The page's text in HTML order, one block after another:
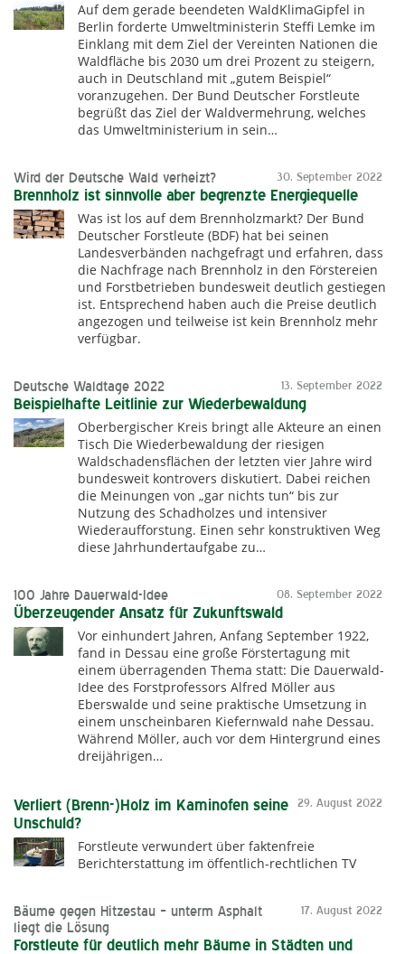
Auf dem gerade beendeten WaldKlimaGipfel in
Berlin forderte Umweltministerin Steffi Lemke im
Einklang mit dem Ziel der Vereinten Nationen die
Waldfläche bis 2030 um drei Prozent zu steigern,
auch in Deutschland mit „gutem Beispiel“
voranzugehen. Der Bund Deutscher Forstleute
begrüßt das Ziel der Waldvermehrung, welches
das Umweltministerium in sein…
30. September 2022
Wird der Deutsche Wald verheizt?
Brennholz ist sinnvolle aber begrenzte Energiequelle
Was ist los auf dem Brennholzmarkt? Der Bund
Deutscher Forstleute (BDF) hat bei seinen
Landesverbänden nachgefragt und erfahren, dass
die Nachfrage nach Brennholz in den Förstereien
und Forstbetrieben bundesweit deutlich gestiegen
ist. Entsprechend haben auch die Preise deutlich
angezogen und teilweise ist kein Brennholz mehr
verfügbar.
13. September 2022
Deutsche Waldtage 2022
Beispielhafte Leitlinie zur Wiederbewaldung
Oberbergischer Kreis bringt alle Akteure an einen
Tisch Die Wiederbewaldung der riesigen
Waldschadensflächen der letzten vier Jahre wird
bundesweit kontrovers diskutiert. Dabei reichen
die Meinungen von „gar nichts tun“ bis zur
Nutzung des Schadholzes und intensiver
Wiederaufforstung. Einen sehr konstruktiven Weg
diese Jahrhundertaufgabe zu…
08. September 2022
100 Jahre Dauerwald-Idee
Überzeugender Ansatz für Zukunftswald
Vor einhundert Jahren, Anfang September 1922,
fand in Dessau eine große Förstertagung mit
einem überragenden Thema statt: Die Dauerwald-
Idee des Forstprofessors Alfred Möller aus
Eberswalde und seine praktische Umsetzung in
einem unscheinbaren Kiefernwald nahe Dessau.
Während Möller, auch vor dem Hintergrund eines
dreijährigen…
29. August 2022
Verliert (Brenn-)Holz im Kaminofen seine
Unschuld?
Forstleute verwundert über faktenfreie
Berichterstattung im öffentlich-rechtlichen TV
17. August 2022
Bäume gegen Hitzestau – unterm Asphalt
liegt die Lösung
Forstleute für deutlich mehr Bäume in Städten und